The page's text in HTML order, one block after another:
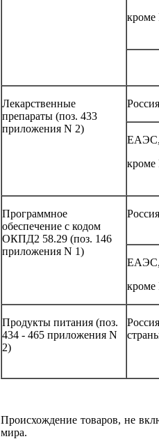
кроме
Лекарственные
препараты (поз. 433
приложения N 2)
Россия
кроме
Программное
обеспечение с кодом
ОКПД2 58.29 (поз. 146
приложения N 1)
Россия
кроме
Продукты питания (поз.
434 - 465 приложения N
2)
Происхождение товаров, не
мира.